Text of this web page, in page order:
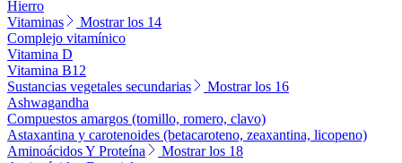
Hierro
Vitaminas
Mostrar los 14
Complejo vitamínico
Vitamina D
Vitamina B12
Sustancias vegetales secundarias
Mostrar los 16
Ashwagandha
Compuestos amargos (tomillo, romero, clavo)
Astaxantina y carotenoides (betacaroteno, zeaxantina, licopeno)
Aminoácidos Y Proteína
Mostrar los 18